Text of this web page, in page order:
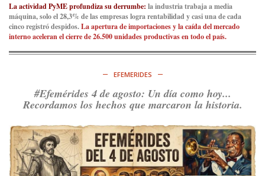
La actividad PyME profundiza su derrumbe: la industria trabaja a media
máquina, solo el 28,3% de las empresas logra rentabilidad y casi una de cada
cinco registró despidos.La apertura de importaciones y la caída del mercado
interno aceleran el cierre de 26.500 unidades productivas en todo el país.
EFEMERIDES
#Efemérides 4 de agosto: Un día como hoy...
Recordamos los hechos que marcaron la historia.